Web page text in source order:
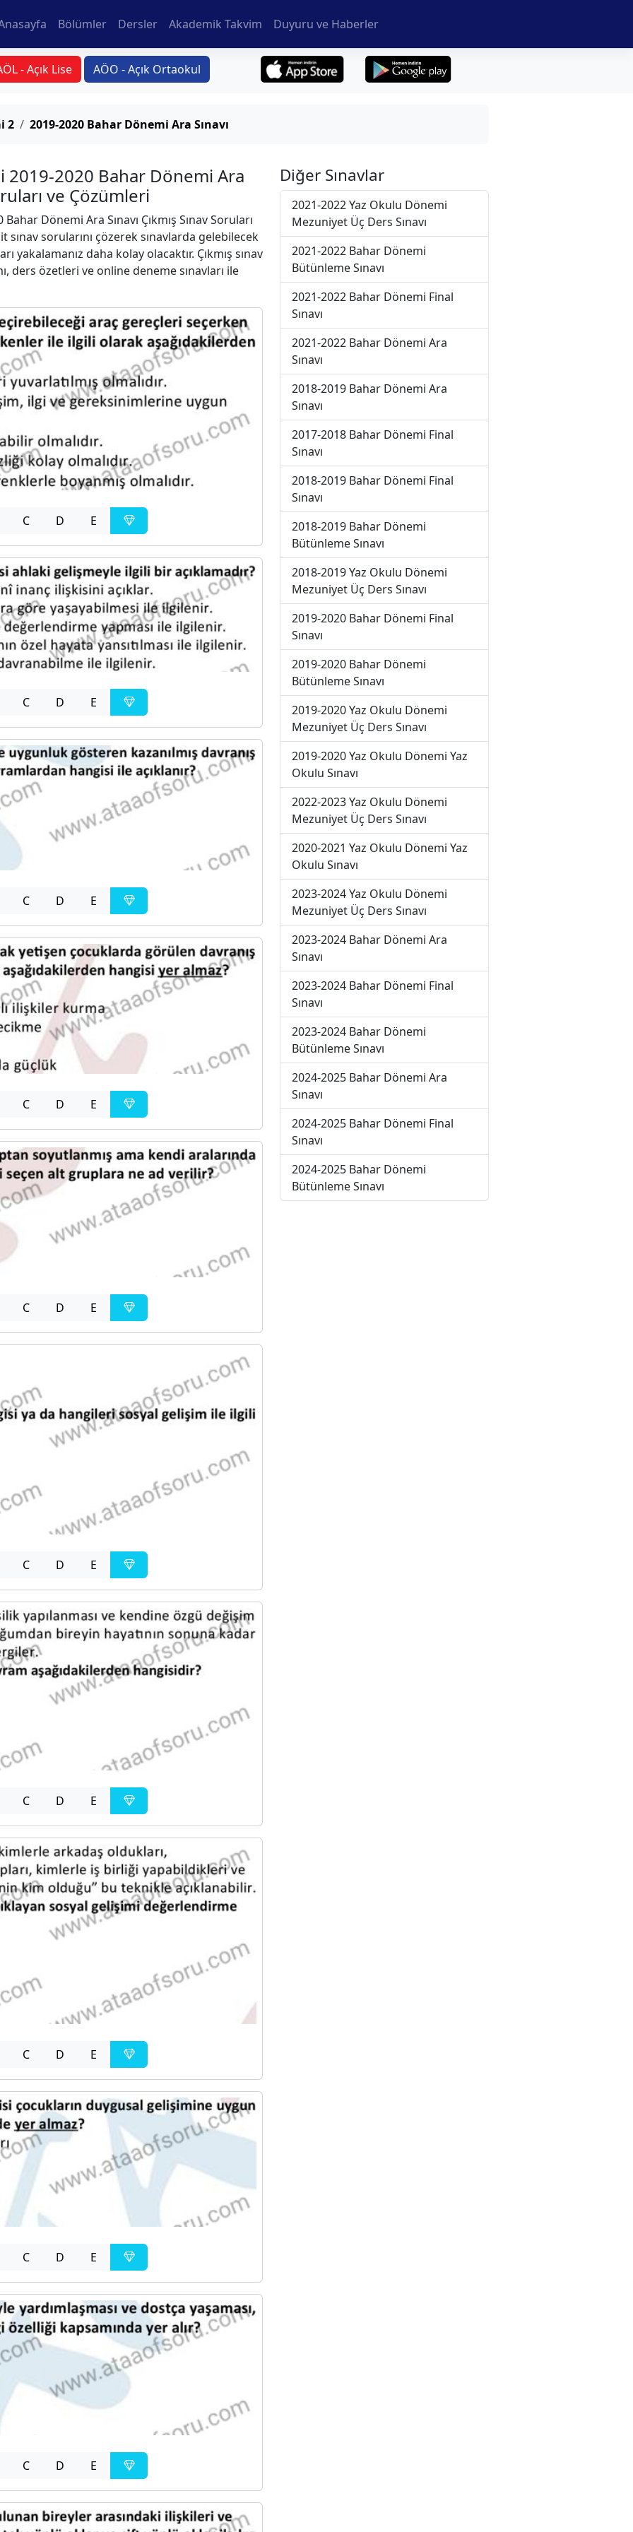
Bölümler Dersler Akademik Takvim Duyuru ve Haberler
- Açık Lise AÖO - Açık Ortaokul
2 2019-2020 Bahar Dönemi Ara Sınavı
2019-2020 Bahar Dönemi Ara
ve Çözümleri
Dönemi Ara Sınavı Çıkmış Sınav Soruları
sorularını çözerek sınavlarda gelebilecek
yakalamanız daha kolay olacaktır. Çıkmış sınav
ders özetleri ve online deneme sınavları ile
C D E
C D E
C D E
C D E
C D E
C D E
C D E
C D E
C D E
C D E
Diğer Sınavlar
2021-2022 Yaz Okulu Dönemi
Mezuniyet Üç Ders Sınavı
2021-2022 Bahar Dönemi
Bütünleme Sınavı
2021-2022 Bahar Dönemi Final
Sınavı
2021-2022 Bahar Dönemi Ara
Sınavı
2018-2019 Bahar Dönemi Ara
Sınavı
2017-2018 Bahar Dönemi Final
Sınavı
2018-2019 Bahar Dönemi Final
Sınavı
2018-2019 Bahar Dönemi
Bütünleme Sınavı
2018-2019 Yaz Okulu Dönemi
Mezuniyet Üç Ders Sınavı
2019-2020 Bahar Dönemi Final
Sınavı
2019-2020 Bahar Dönemi
Bütünleme Sınavı
2019-2020 Yaz Okulu Dönemi
Mezuniyet Üç Ders Sınavı
2019-2020 Yaz Okulu Dönemi Yaz
Okulu Sınavı
2022-2023 Yaz Okulu Dönemi
Mezuniyet Üç Ders Sınavı
2020-2021 Yaz Okulu Dönemi Yaz
Okulu Sınavı
2023-2024 Yaz Okulu Dönemi
Mezuniyet Üç Ders Sınavı
2023-2024 Bahar Dönemi Ara
Sınavı
2023-2024 Bahar Dönemi Final
Sınavı
2023-2024 Bahar Dönemi
Bütünleme Sınavı
2024-2025 Bahar Dönemi Ara
Sınavı
2024-2025 Bahar Dönemi Final
Sınavı
2024-2025 Bahar Dönemi
Bütünleme Sınavı